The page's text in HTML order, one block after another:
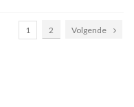
1 2 Volgende